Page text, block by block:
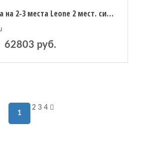
Скамья из велюра на 2-3 места Leone 2 мест. синий
62803 руб.
1
2 3 4